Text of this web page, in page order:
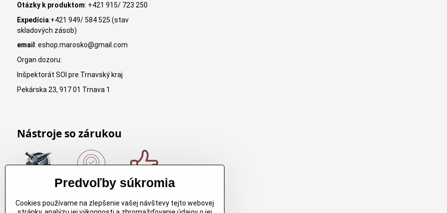
Otázky k produktom: +421 915/ 723 250
Expedícia:+421 949/ 584 525 (stav
skladových zásob)
email : eshop.marosko@gmail.com
Organ dozoru:
Inšpektorát SOI pre Trnavský kraj
Pekárska 23, 917 01 Trnava 1
Nástroje so zárukou
Nákup nad
Nákup nad
Originálne
Arbortech
Kvalitné
náradie
Predvoľby súkromia
Cookies používame na zlepšenie vašej návštevy tejto webovej